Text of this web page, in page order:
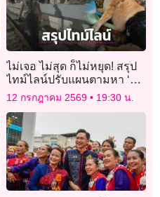
ไม่เจอ ไม่สุด ก็ไม่หยุด! สรุป
ไทม์ไลน์ปรับแผนตามหา ‘สี
ส้ม’ แมวพิการหายบนรถไฟ
12 กรกฎาคม 2569 19:30 น.